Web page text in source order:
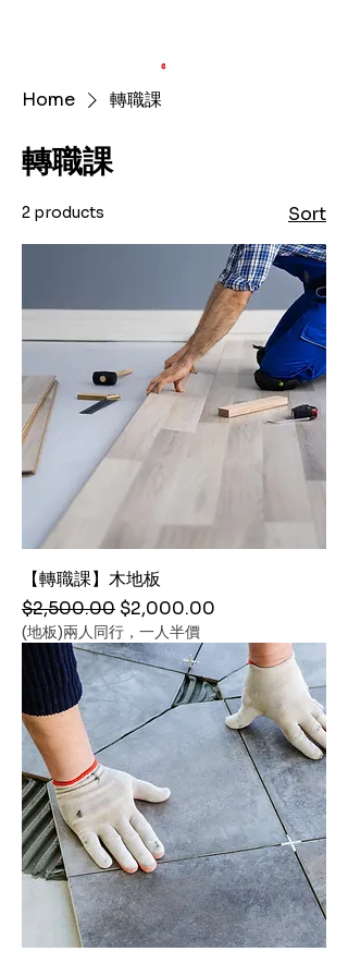
Home 轉職課
轉職課
2 products Sort
【轉職課】木地板
Regular Price
$2,500.00 Sale Price
$2,000.00
(地板)兩人同行，一人半價